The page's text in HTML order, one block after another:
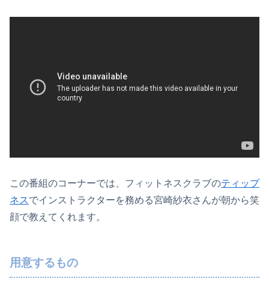
この番組のコーナーでは、フィットネスクラブのティップ
ネスでインストラクターを務める宮崎紗衣さんが朝から笑
顔で教えてくれます。
用意するもの